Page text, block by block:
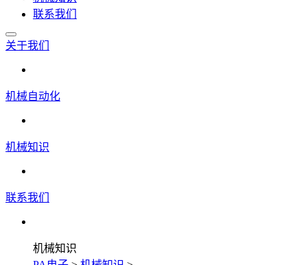
联系我们
关于我们
机械自动化
机械知识
联系我们
机械知识